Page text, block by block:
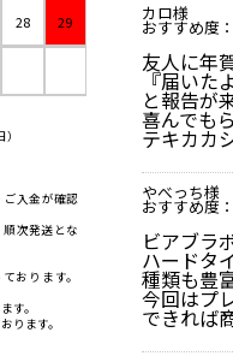
カロ様
おすすめ度
友人に年
『届いた
と報告が
喜んでも
テキカカ
やべっち様
おすすめ度
ビアブラ
ハードタ
種類も豊
今回はプ
できれば
28 29
ご入金が確認
次発送とな
おります。
す。
ります。